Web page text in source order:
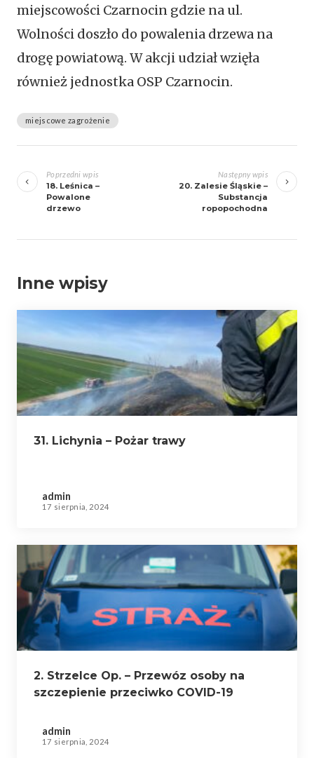
miejscowości Czarnocin gdzie na ul.
Wolności doszło do powalenia drzewa na
drogę powiatową. W akcji udział wzięła
również jednostka OSP Czarnocin.
miejscowe zagrożenie
wpisyPoprzedni wpis
18. Leśnica –
Powalone
drzewo
Następny wpis
20. Zalesie Śląskie –
Substancja
ropopochodna
Inne wpisy
31. Lichynia – Pożar trawy
admin
17 sierpnia, 2024
2. Strzelce Op. – Przewóz osoby na
szczepienie przeciwko COVID-19
admin
17 sierpnia, 2024